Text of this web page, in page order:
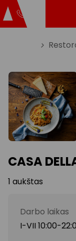
CASA
1 aukštas
Darbo laikas
I-VII 10:00-